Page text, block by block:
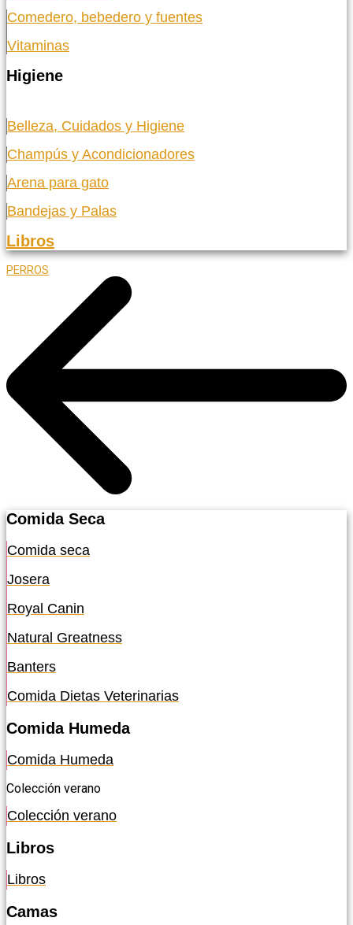
Comedero, bebedero y fuentes
Vitaminas
Higiene
Belleza, Cuidados y Higiene
Champús y Acondicionadores
Arena para gato
Bandejas y Palas
Libros
PERROS
Comida Seca
Comida seca
Josera
Royal Canin
Natural Greatness
Banters
Comida Dietas Veterinarias
Comida Humeda
Comida Humeda
Colección verano
Colección verano
Libros
Libros
Camas